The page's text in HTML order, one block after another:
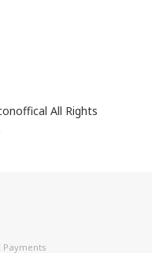
All Rights
Payments